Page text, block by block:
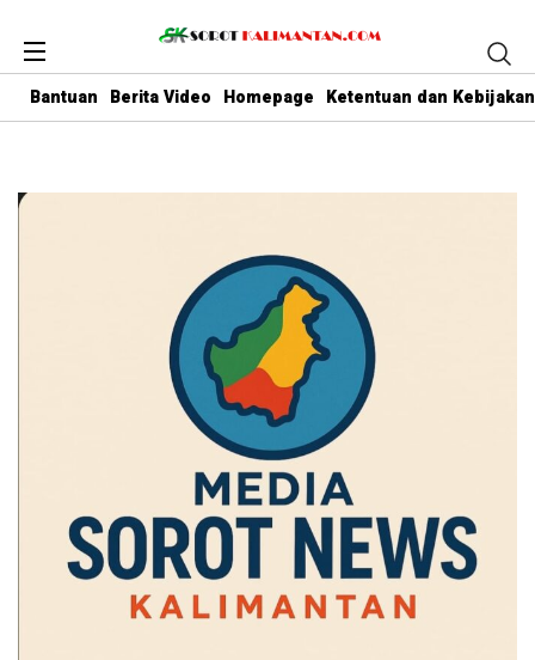
Bantuan Berita Video Homepage Ketentuan dan